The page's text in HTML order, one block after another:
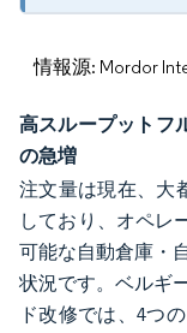
情報源: Mordor
高スループットフ
の急増
注文量は現在、大
しており、オペレ
可能な自動倉庫・
状況です。ベルギ
ド改修では、4つ